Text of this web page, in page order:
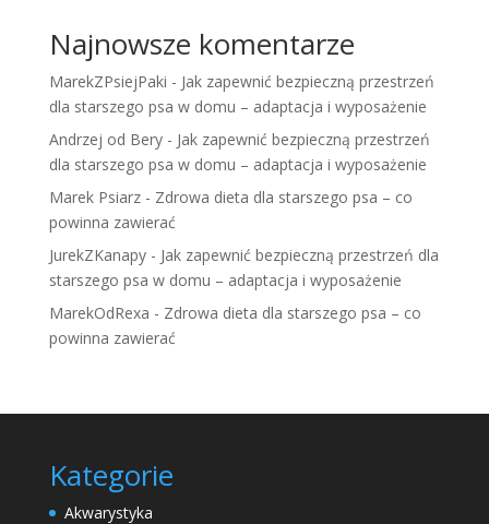
Najnowsze komentarze
MarekZPsiejPaki - Jak zapewnić bezpieczną przestrzeń
dla starszego psa w domu – adaptacja i wyposażenie
Andrzej od Bery- Jak zapewnić bezpieczną przestrzeń
dla starszego psa w domu – adaptacja i wyposażenie
Marek Psiarz- Zdrowa dieta dla starszego psa – co
powinna zawierać
JurekZKanapy- Jak zapewnić bezpieczną przestrzeń dla
starszego psa w domu – adaptacja i wyposażenie
MarekOdRexa - Zdrowa dieta dla starszego psa – co
powinna zawierać
Kategorie
Akwarystyka